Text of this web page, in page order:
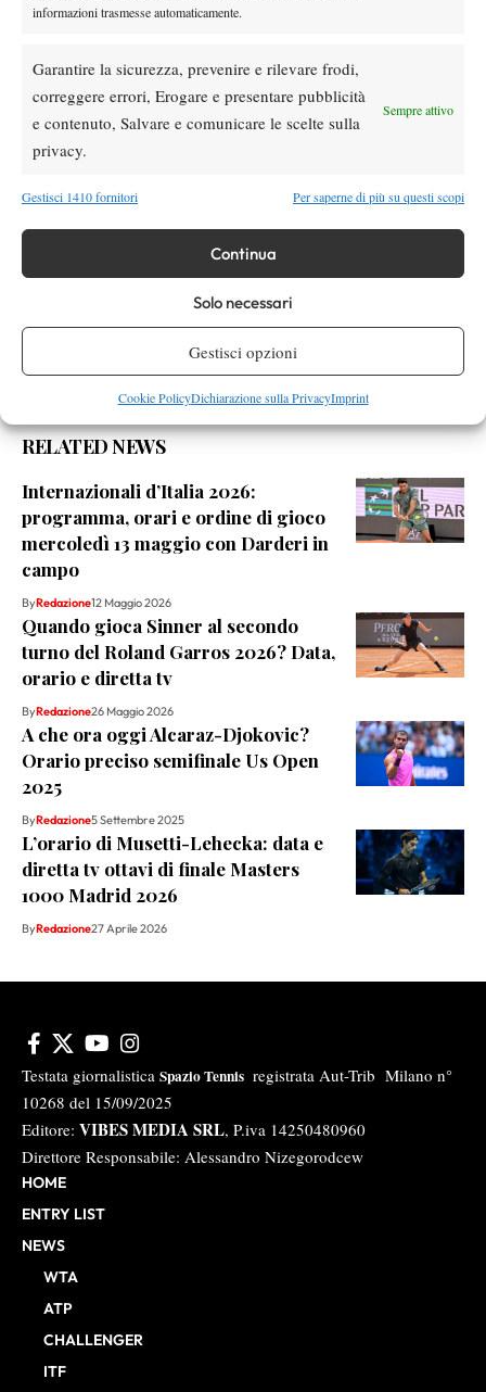
informazioni trasmesse automaticamente.
Garantire la sicurezza, prevenire e rilevare frodi,
correggere errori, Erogare e presentare pubblicità
e contenuto, Salvare e comunicare le scelte sulla
privacy.
Sempre attivo
Gestisci 1410 fornitori Per saperne di più su questi scopi
Continua
Solo necessari
Gestisci opzioni
Cookie PolicyDichiarazione sulla PrivacyImprint
Facebook
Instagram
RELATED NEWS
Internazionali d’Italia 2026:
programma, orari e ordine di gioco
mercoledì 13 maggio con Darderi in
campo
ByRedazione12 Maggio 2026
Quando gioca Sinner al secondo
turno del Roland Garros 2026? Data,
orario e diretta tv
ByRedazione26 Maggio 2026
A che ora oggi Alcaraz-Djokovic?
Orario preciso semifinale Us Open
2025
ByRedazione5 Settembre 2025
L’orario di Musetti-Lehecka: data e
diretta tv ottavi di finale Masters
1000 Madrid 2026
ByRedazione27 Aprile 2026
Testata giornalistica Spazio Tennis registrata Aut-Trib Milano n°
10268 del 15/09/2025
Editore: VIBES MEDIA SRL, P.iva 14250480960
Direttore Responsabile: Alessandro Nizegorodcew
HOME
ENTRY LIST
NEWS
WTA
ATP
CHALLENGER
ITF